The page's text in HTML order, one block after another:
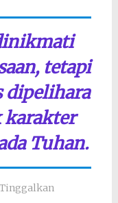
tetapi
dipelihara
karakter
Tuhan.
Tinggalkan